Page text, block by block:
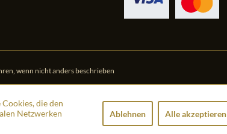
wenn nicht anders beschrieben
die den
Netzwerken
Ablehnen Alle akzeptieren